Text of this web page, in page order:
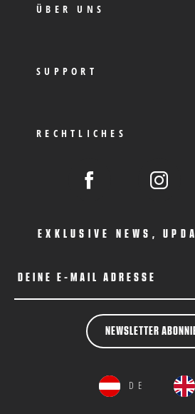
ÜBER UNS
SUPPORT
RECHTLICHES
EXKLUSIVE NEWS,
DEINE E-MAIL ADRESSE
NEWSLETTER
DE